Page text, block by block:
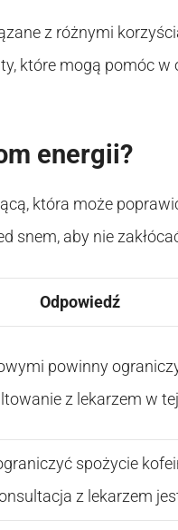
z różnymi
które mogą pomóc w
energii?
która może
snem, aby nie
Odpowiedź
powinny
z lekarzem w
spożycie
z lekarzem